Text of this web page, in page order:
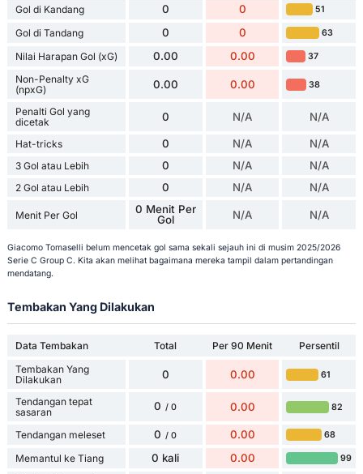
Gol di Kandang 0 0 51
Gol di Tandang 0 0 63
Nilai Harapan Gol (xG) 0.00 0.00 37
Non-Penalty xG
(npxG)
0.00 0.00 38
Penalti Gol yang
dicetak
0 N/A N/A
Hat-tricks 0 N/A N/A
3 Gol atau Lebih 0 N/A N/A
2 Gol atau Lebih 0 N/A N/A
Menit Per Gol
0 Menit Per
Gol
N/A N/A
Giacomo Tomaselli belum mencetak gol sama sekali sejauh ini di musim 2025/2026
Serie C Group C. Kita akan melihat bagaimana mereka tampil dalam pertandingan
mendatang.
Tembakan Yang Dilakukan
Data Tembakan Total Per 90 Menit
Persentil
Tembakan Yang
Dilakukan
0 0.00 61
Tendangan tepat
sasaran
0 / 0 0.00 82
Tendangan meleset 0 / 0 0.00 68
Memantul ke Tiang 0 kali 0.00 99